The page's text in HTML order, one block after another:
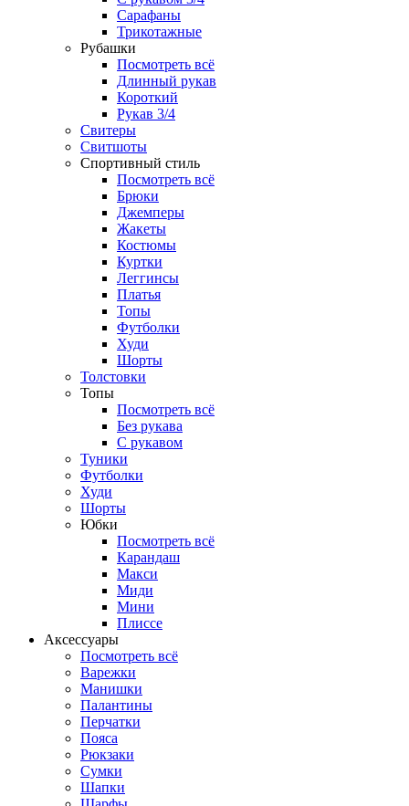
Сарафаны
Трикотажные
Рубашки
Посмотреть всё
Длинный рукав
Короткий
Рукав 3/4
Свитеры
Свитшоты
Спортивный стиль
Посмотреть всё
Брюки
Джемперы
Жакеты
Костюмы
Куртки
Леггинсы
Платья
Топы
Футболки
Худи
Шорты
Толстовки
Топы
Посмотреть всё
Без рукава
С рукавом
Туники
Футболки
Худи
Шорты
Юбки
Посмотреть всё
Карандаш
Макси
Миди
Мини
Плиссе
Аксессуары
Посмотреть всё
Варежки
Манишки
Палантины
Перчатки
Пояса
Рюкзаки
Сумки
Шапки